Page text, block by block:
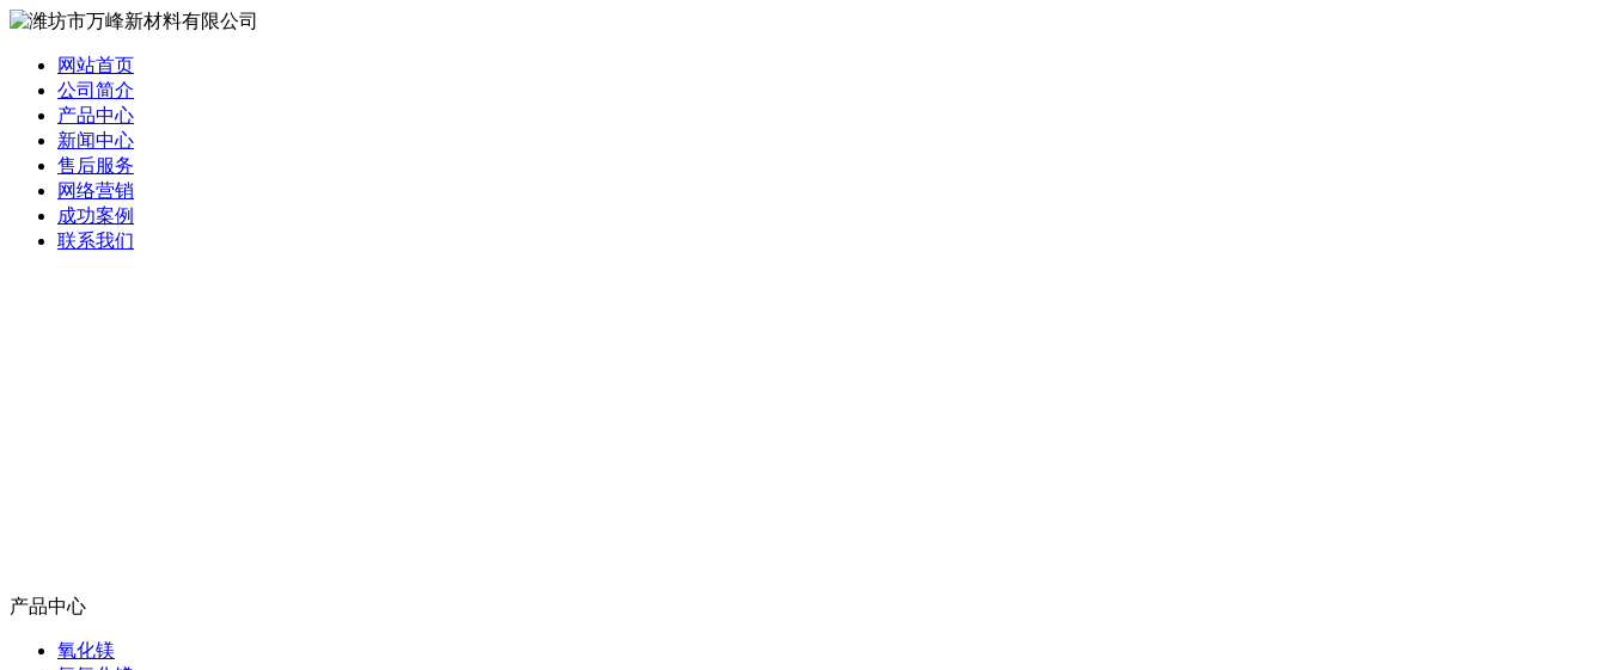
网站首页
公司简介
产品中心
新闻中心
售后服务
网络营销
成功案例
联系我们
产品中心
氧化镁